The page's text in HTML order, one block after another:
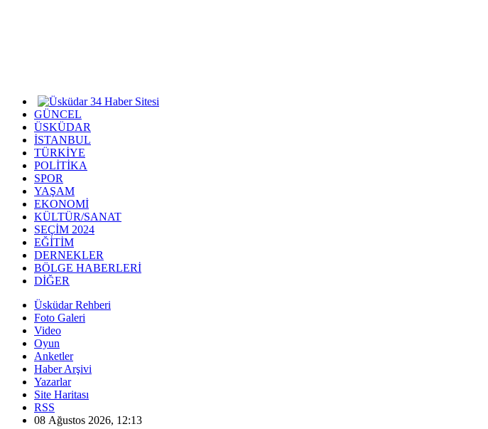
GÜNCEL
ÜSKÜDAR
İSTANBUL
TÜRKİYE
POLİTİKA
SPOR
YAŞAM
EKONOMİ
KÜLTÜR/SANAT
SEÇİM 2024
EĞİTİM
DERNEKLER
BÖLGE HABERLERİ
DİĞER
Üsküdar Rehberi
Foto Galeri
Video
Oyun
Anketler
Haber Arşivi
Yazarlar
Site Haritası
RSS
08 Ağustos 2026, 12:13